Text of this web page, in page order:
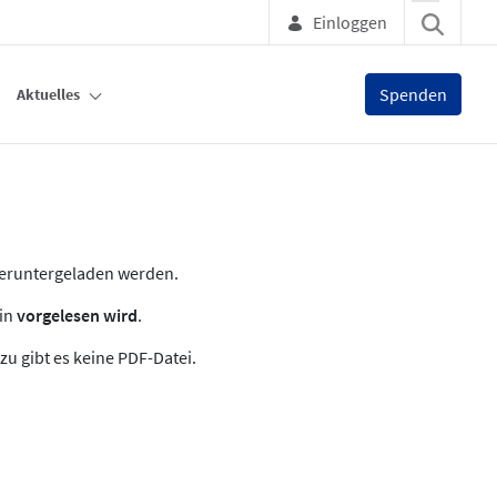
Einloggen
Aktuelles Spenden
werden.
vorgelesen wird.
gibt es keine PDF-Datei.